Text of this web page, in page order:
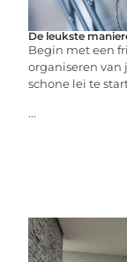
De leukste
Begin met een
organiseren van
schone lei te
...